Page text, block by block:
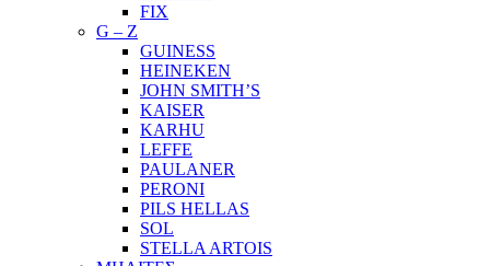
FIX
G – Z
GUINESS
HEINEKEN
JOHN SMITH’S
KAISER
KARHU
LEFFE
PAULANER
PERONI
PILS HELLAS
SOL
STELLA ARTOIS